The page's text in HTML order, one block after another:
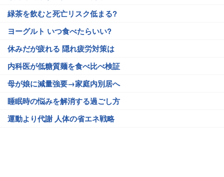
緑茶を飲むと死亡リスク低まる?
ヨーグルト いつ食べたらいい?
休みだが疲れる 隠れ疲労対策は
内科医が低糖質麺を食べ比べ検証
母が娘に減量強要→家庭内別居へ
睡眠時の悩みを解消する過ごし方
運動より代謝 人体の省エネ戦略